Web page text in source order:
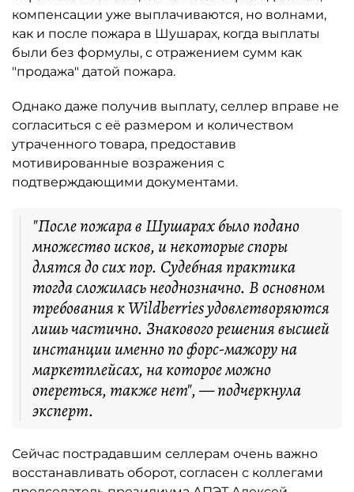
компенсации уже выплачиваются, но волнами,
как и после пожара в Шушарах, когда выплаты
были без формулы, с отражением сумм как
"продажа" датой пожара.
Однако даже получив выплату, селлер вправе не
согласиться с её размером и количеством
утраченного товара, предоставив
мотивированные возражения с
подтверждающими документами.
"После пожара в Шушарах было подано
множество исков, и некоторые споры
длятся до сих пор. Судебная практика
тогда сложилась неоднозначно. В основном
требования к Wildberries удовлетворяются
лишь частично. Знакового решения высшей
инстанции именно по форс-мажору на
маркетплейсах, на которое можно
опереться, также нет", — подчеркнула
эксперт.
Сейчас пострадавшим селлерам очень важно
восстанавливать оборот, согласен с коллегами